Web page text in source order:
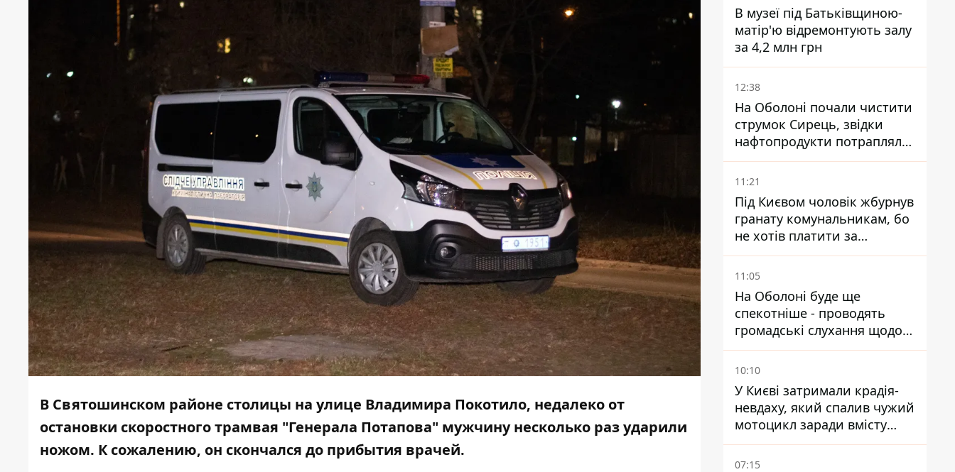
В Святошинском районе столицы на улице Владимира Покотило, недалеко от
остановки скоростного трамвая "Генерала Потапова" мужчину несколько раз ударили
ножом. К сожалению, он скончался до прибытия врачей.
В музеї під Батьківщиною-
матір'ю відремонтують залу
за 4,2 млн грн
12:38
На Оболоні почали чистити
струмок Сирець, звідки
нафтопродукти потрапляли
до озер
11:21
Під Києвом чоловік жбурнув
гранату комунальникам, бо
не хотів платити за
квитанціями
11:05
На Оболоні буде ще
спекотніше - проводять
громадські слухання щодо
храму УГКЦ на Північній
10:10
У Києві затримали крадія-
невдаху, який спалив чужий
мотоцикл заради вмісту
багажника
07:15